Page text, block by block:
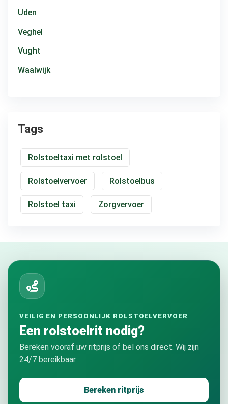
Uden
Veghel
Vught
Waalwijk
Tags
Rolstoeltaxi met rolstoel
Rolstoelvervoer Rolstoelbus
Rolstoel taxi Zorgvervoer
VEILIG EN PERSOONLIJK ROLSTOELVERVOER
Een rolstoelrit nodig?
Bereken vooraf uw ritprijs of bel ons direct. Wij zijn
24/7 bereikbaar.
Bereken ritprijs